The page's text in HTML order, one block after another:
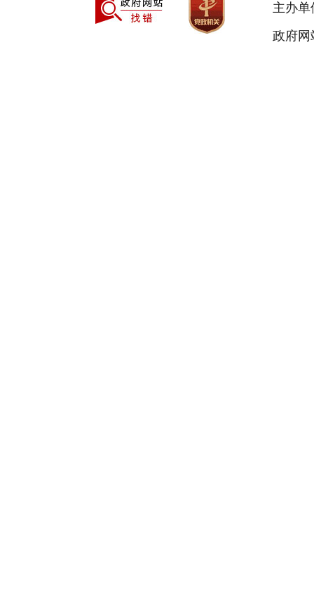
主办
政府网